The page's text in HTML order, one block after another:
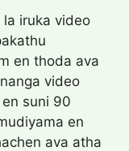
iruka video
en thoda ava
video
suni 90
en
ava atha